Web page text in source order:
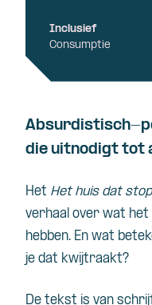
Inclusief
Consumptie
Absurdistisch-
die uitnodigt tot
Het Het huis dat
verhaal over wat het
hebben. En wat
je dat kwijtraakt?
De tekst is van